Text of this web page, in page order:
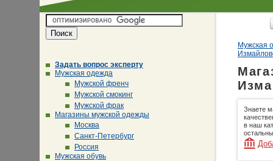
Задать вопрос эксперту
Мужская одежда
Мужской френч
Мужской смокинг
Мужской фрак
Магазины мужской одежды
Москва
Санкт-Петербург
Россия
Мужская обувь
Мужская
Знаете
в наш